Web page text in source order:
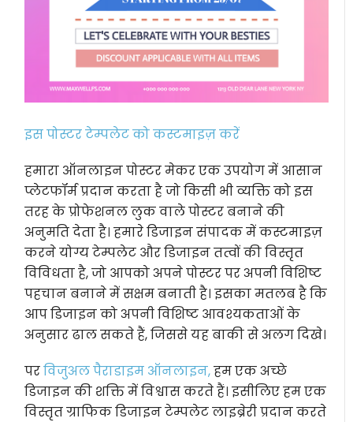
इस पोस्टर टेम्पलेट को कस्टमाइज़ करें
हमारा ऑनलाइन पोस्टर मेकर एक उपयोग में आसान
प्लेटफॉर्म प्रदान करता है जो किसी भी व्यक्ति को इस
तरह के प्रोफेशनल लुक वाले पोस्टर बनाने की
अनुमति देता है। हमारे डिजाइन संपादक में कस्टमाइज़
करने योग्य टेम्पलेट और डिजाइन तत्वों की विस्तृत
विविधता है, जो आपको अपने पोस्टर पर अपनी विशिष्ट
पहचान बनाने में सक्षम बनाती है। इसका मतलब है कि
आप डिजाइन को अपनी विशिष्ट आवश्यकताओं के
अनुसार ढाल सकते हैं, जिससे यह बाकी से अलग दिखे।
परविजुअल पैराडाइम ऑनलाइन,हम एक अच्छे
डिजाइन की शक्ति में विश्वास करते हैं। इसीलिए हम एक
विस्तृत ग्राफिक डिजाइन टेम्पलेट लाइब्रेरी प्रदान करते